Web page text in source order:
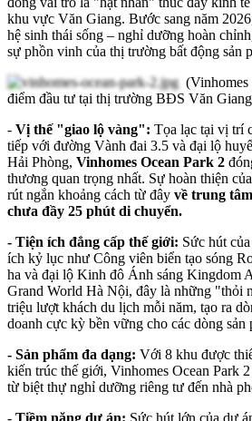
khu vực Văn Giang. Bước sang năm
hệ sinh thái sống – nghỉ dưỡng hoàn
sự phồn vinh của thị trường bất động sản
(Vinhomes
điểm đầu tư tại thị trường BĐS Văn
- Vị thế "giao lộ vàng": Tọa lạc tại vị trí
tiếp với đường Vành đai 3.5 và đại lộ
Hải Phòng, Vinhomes Ocean Park 2
thương quan trọng nhất. Sự hoàn thiện
rút ngắn khoảng cách từ đây về trung
chưa đầy 25 phút di chuyển.
- Tiện ích đẳng cấp thế giới: Sức hút
ích kỷ lục như Công viên biển tạo sóng
ha và đại lộ Kinh đô Ánh sáng Kingdom
Grand World Hà Nội, đây là những "thỏi
triệu lượt khách du lịch mỗi năm, tạo ra
doanh cực kỳ bền vững cho các dòng sản
- Sản phẩm đa dạng: Với 8 khu được
kiến trúc thế giới, Vinhomes Ocean Park
từ biệt thự nghỉ dưỡng riêng tư đến nhà